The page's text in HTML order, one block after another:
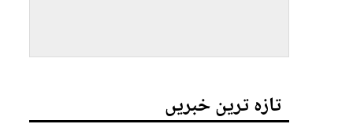
تازہ ترین خبریں